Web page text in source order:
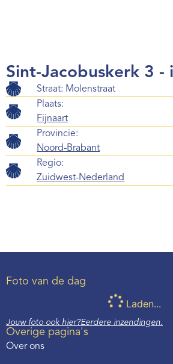
Sint-Jacobuskerk 3 -
Straat: Molenstraat
Plaats:
Fijnaart
Provincie:
Noord-Brabant
Regio:
Zuidwest-Nederland
Foto van de dag
Laden...
Jouw foto ook hier?Eerdere inzendingen.
Overige pagina's
Over ons